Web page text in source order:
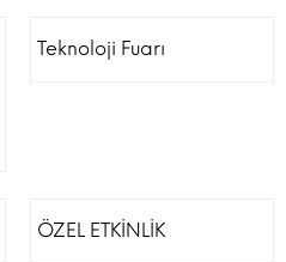
Teknoloji Fuarı
ÖZEL ETKİNLİK